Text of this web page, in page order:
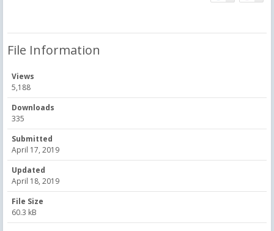
File Information
Views
5,188
Downloads
335
Submitted
April 17, 2019
Updated
April 18, 2019
File Size
60.3 kB